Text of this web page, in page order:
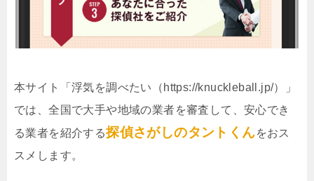
本サイト「浮気を調べたい（https://knuckleball.jp/）」
では、全国で大手や地域の業者を審査して、安心でき
る業者を紹介する探偵さがしのタントくんをおス
スメします。